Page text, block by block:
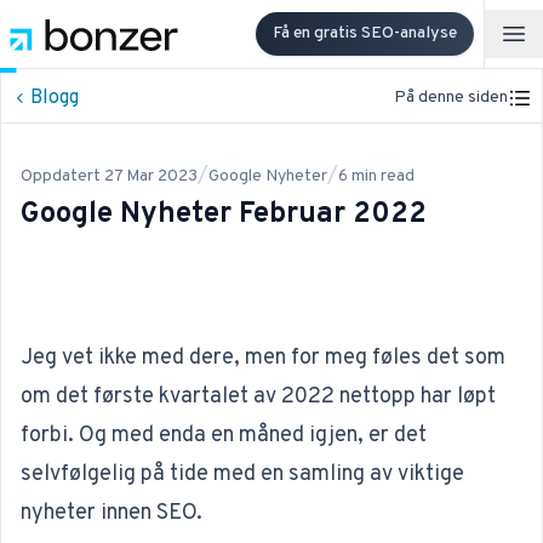
Få en gratis SEO-analyse
Blogg På denne siden
Oppdatert 27 Mar 2023/Google Nyheter/6 min read
Google Nyheter Februar 2022
Jeg vet ikke med dere, men for meg føles det som
om det første kvartalet av 2022 nettopp har løpt
forbi. Og med enda en måned igjen, er det
selvfølgelig på tide med en samling av viktige
nyheter innen SEO.